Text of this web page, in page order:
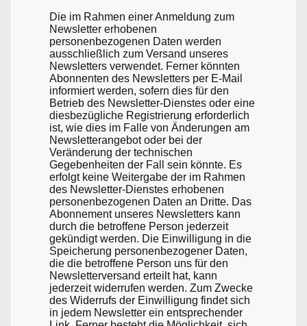
Die im Rahmen einer Anmeldung zum
Newsletter erhobenen
personenbezogenen Daten werden
ausschließlich zum Versand unseres
Newsletters verwendet. Ferner könnten
Abonnenten des Newsletters per E-Mail
informiert werden, sofern dies für den
Betrieb des Newsletter-Dienstes oder eine
diesbezügliche Registrierung erforderlich
ist, wie dies im Falle von Änderungen am
Newsletterangebot oder bei der
Veränderung der technischen
Gegebenheiten der Fall sein könnte. Es
erfolgt keine Weitergabe der im Rahmen
des Newsletter-Dienstes erhobenen
personenbezogenen Daten an Dritte. Das
Abonnement unseres Newsletters kann
durch die betroffene Person jederzeit
gekündigt werden. Die Einwilligung in die
Speicherung personenbezogener Daten,
die die betroffene Person uns für den
Newsletterversand erteilt hat, kann
jederzeit widerrufen werden. Zum Zwecke
des Widerrufs der Einwilligung findet sich
in jedem Newsletter ein entsprechender